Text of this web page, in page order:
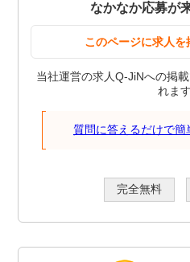
なかなか応募が
このページに求人を
当社運営の求人Q-JiNへの掲
れます
質問に答えるだけで
完全無料